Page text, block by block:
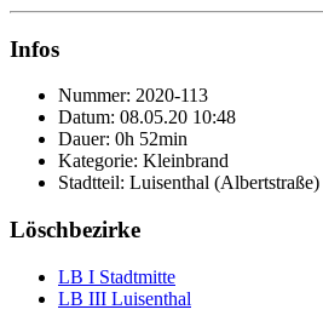
Infos
Nummer: 2020-113
Datum: 08.05.20 10:48
Dauer: 0h 52min
Kategorie: Kleinbrand
Stadtteil: Luisenthal (Albertstraße)
Löschbezirke
LB I Stadtmitte
LB III Luisenthal